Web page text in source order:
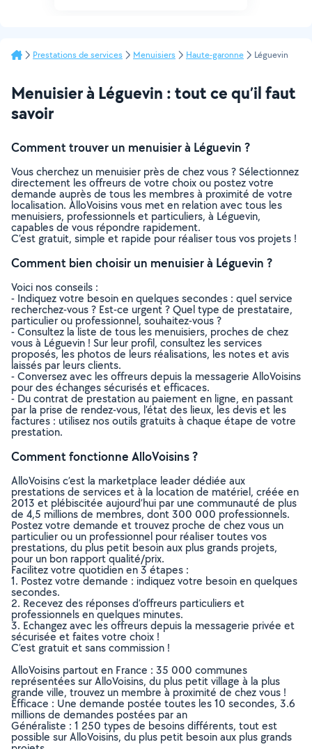
Prestations de services Menuisiers Haute-garonne Léguevin
Menuisier à Léguevin : tout ce qu’il faut
savoir
Comment trouver un menuisier à Léguevin ?
Vous cherchez un menuisier près de chez vous ? Sélectionnez
directement les offreurs de votre choix ou postez votre
demande auprès de tous les membres à proximité de votre
localisation. AlloVoisins vous met en relation avec tous les
menuisiers, professionnels et particuliers, à Léguevin,
capables de vous répondre rapidement.
C’est gratuit, simple et rapide pour réaliser tous vos projets !
Comment bien choisir un menuisier à Léguevin ?
Voici nos conseils :
- Indiquez votre besoin en quelques secondes : quel service
recherchez-vous ? Est-ce urgent ? Quel type de prestataire,
particulier ou professionnel, souhaitez-vous ?
- Consultez la liste de tous les menuisiers, proches de chez
vous à Léguevin ! Sur leur profil, consultez les services
proposés, les photos de leurs réalisations, les notes et avis
laissés par leurs clients.
- Conversez avec les offreurs depuis la messagerie AlloVoisins
pour des échanges sécurisés et efficaces.
- Du contrat de prestation au paiement en ligne, en passant
par la prise de rendez-vous, l’état des lieux, les devis et les
factures : utilisez nos outils gratuits à chaque étape de votre
prestation.
Comment fonctionne AlloVoisins ?
AlloVoisins c’est la marketplace leader dédiée aux
prestations de services et à la location de matériel, créée en
2013 et plébiscitée aujourd’hui par une communauté de plus
de 4,5 millions de membres, dont 300 000 professionnels.
Postez votre demande et trouvez proche de chez vous un
particulier ou un professionnel pour réaliser toutes vos
prestations, du plus petit besoin aux plus grands projets,
pour un bon rapport qualité/prix.
Facilitez votre quotidien en 3 étapes :
1. Postez votre demande : indiquez votre besoin en quelques
secondes.
2. Recevez des réponses d’offreurs particuliers et
professionnels en quelques minutes.
3. Echangez avec les offreurs depuis la messagerie privée et
sécurisée et faites votre choix !
C’est gratuit et sans commission !
AlloVoisins partout en France : 35 000 communes
représentées sur AlloVoisins, du plus petit village à la plus
grande ville, trouvez un membre à proximité de chez vous !
Efficace : Une demande postée toutes les 10 secondes, 3.6
millions de demandes postées par an
Généraliste : 1 250 types de besoins différents, tout est
possible sur AlloVoisins, du plus petit besoin aux plus grands